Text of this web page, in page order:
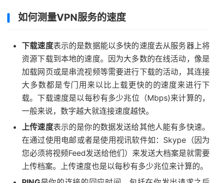
如何测量VPN服务的速度
下载速度表示的是数据能以多快的速度去从服务器上将
资源下载到本地的速度。因为大多数的在线活动，像是
加载网页或是串流视频等需要进行下载的活动，其连接
大多数都是专门用来以比上载更快的的速度来进行下
载。下载速度是以每秒有多少兆位（Mbps)来计算的，
一般来说，数字越大就连接速度越快。
上传速度表示的是你的数据发送给其他人能有多快速。
在通过使用电邮或者是使用视讯软件如：Skype（因为
您必须将视频Feed发送给他们）来发送大档案是就需要
上传档案。上传速度也是以每秒有多少兆位来计算的。